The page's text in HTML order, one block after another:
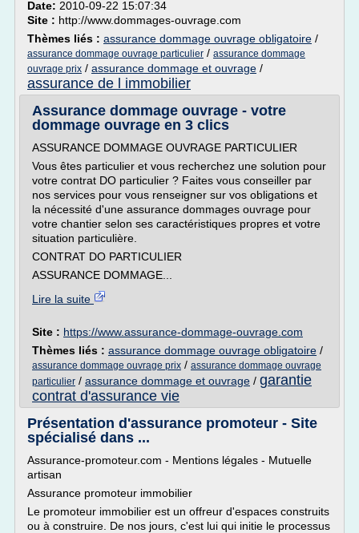
Date: 2010-09-22 15:07:34
Site : http://www.dommages-ouvrage.com
Thèmes liés : assurance dommage ouvrage obligatoire /
assurance dommage ouvrage particulier / assurance dommage
ouvrage prix / assurance dommage et ouvrage /
assurance de l immobilier
Assurance dommage ouvrage - votre
dommage ouvrage en 3 clics
ASSURANCE DOMMAGE OUVRAGE PARTICULIER
Vous êtes particulier et vous recherchez une solution pour
votre contrat DO particulier ? Faites vous conseiller par
nos services pour vous renseigner sur vos obligations et
la nécessité d'une assurance dommages ouvrage pour
votre chantier selon ses caractéristiques propres et votre
situation particulière.
CONTRAT DO PARTICULIER
ASSURANCE DOMMAGE...
Lire la suite
Site : https://www.assurance-dommage-ouvrage.com
Thèmes liés : assurance dommage ouvrage obligatoire /
assurance dommage ouvrage prix / assurance dommage ouvrage
particulier / assurance dommage et ouvrage / garantie
contrat d'assurance vie
Présentation d'assurance promoteur - Site
spécialisé dans ...
Assurance-promoteur.com - Mentions légales - Mutuelle
artisan
Assurance promoteur immobilier
Le promoteur immobilier est un offreur d'espaces construits
ou à construire. De nos jours, c'est lui qui initie le processus